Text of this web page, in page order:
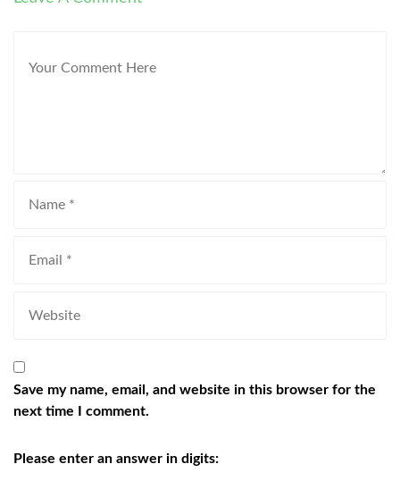
Save my name, email, and website in this browser for the
next time I comment.
Please enter an answer in digits: